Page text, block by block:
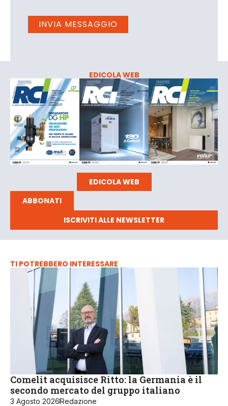
EDICOLA WEB
EDICOLA WEB
ABBONATI
ISCRIVITI ALLE NEWSLETTER
TI POTREBBERO INTERESSARE
Comelit acquisisce Ritto: la Germania è il
secondo mercato del gruppo italiano
3 Agosto 2026Redazione